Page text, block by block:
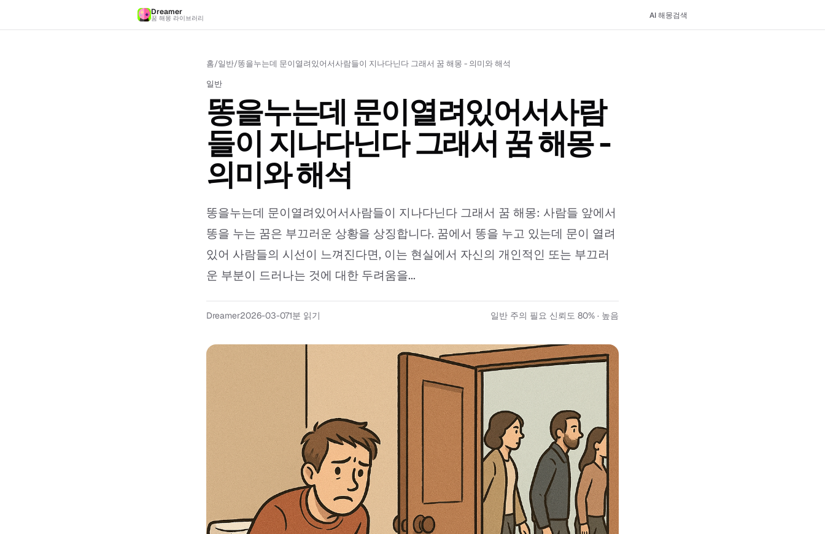
Dreamer
꿈 해몽 라이브러리 AI 해몽검색
홈/일반/똥을누는데 문이열려있어서사람들이 지나다닌다 그래서 꿈 해몽 - 의미와 해석
일반
똥을누는데 문이열려있어서사람
들이 지나다닌다 그래서 꿈 해몽 -
의미와 해석
똥을누는데 문이열려있어서사람들이 지나다닌다 그래서 꿈 해몽: 사람들 앞에서
똥을 누는 꿈은 부끄러운 상황을 상징합니다. 꿈에서 똥을 누고 있는데 문이 열려
있어 사람들의 시선이 느껴진다면, 이는 현실에서 자신의 개인적인 또는 부끄러
운 부분이 드러나는 것에 대한 두려움을...
Dreamer2026-03-071분 읽기 일반 주의 필요 신뢰도 80% · 높음